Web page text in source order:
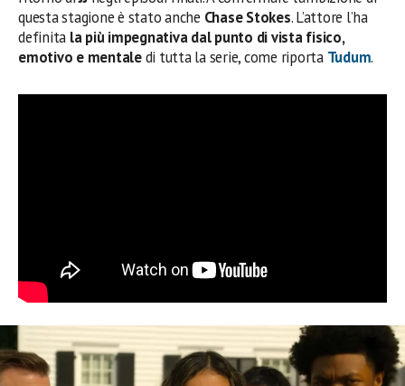
questa stagione è stato anche Chase Stokes. L’attore l’ha
definita la più impegnativa dal punto di vista fisico,
emotivo e mentaledi tutta la serie, come riporta Tudum.